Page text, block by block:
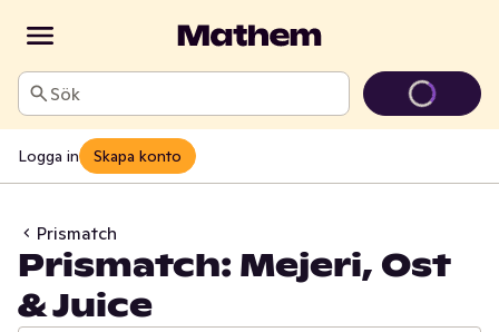
Sök
Logga in Skapa konto
Prismatch
Prismatch: Mejeri, Ost
& Juice